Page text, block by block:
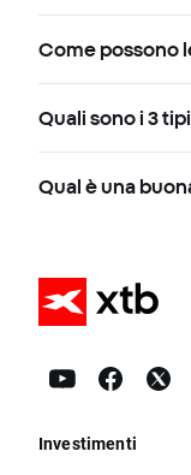
Come possono
Quali sono i 3
Qual è una
Investimenti